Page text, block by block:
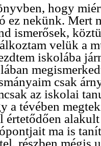
hogy
ez nekünk. Mert
ismerősek,
velük a
iskolába
csak
az iskolai
a tévében
értetődően
ma is
részben mégis